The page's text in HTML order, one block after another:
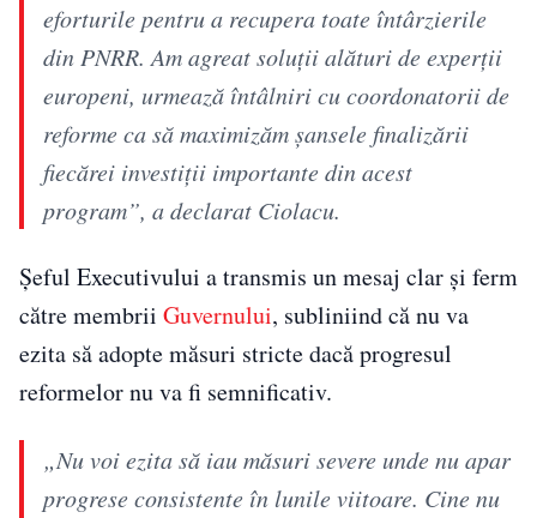
eforturile pentru a recupera toate întârzierile
din PNRR. Am agreat soluții alături de experții
europeni, urmează întâlniri cu coordonatorii de
reforme ca să maximizăm șansele finalizării
fiecărei investiții importante din acest
program”, a declarat Ciolacu.
Șeful Executivului a transmis un mesaj clar și ferm
către membrii Guvernului, subliniind că nu va
ezita să adopte măsuri stricte dacă progresul
reformelor nu va fi semnificativ.
„Nu voi ezita să iau măsuri severe unde nu apar
progrese consistente în lunile viitoare. Cine nu